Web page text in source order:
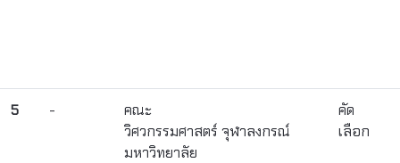
5 -
คณะ
วิศวกรรมศาสตร์ จุฬาลงกรณ์
มหาวิทยาลัย
คัด
เลือก